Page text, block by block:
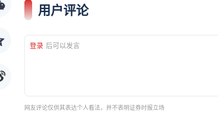
用户评论
登录 后可以发言
网友评论仅供其表达个人看法，并不表明证券时报立场